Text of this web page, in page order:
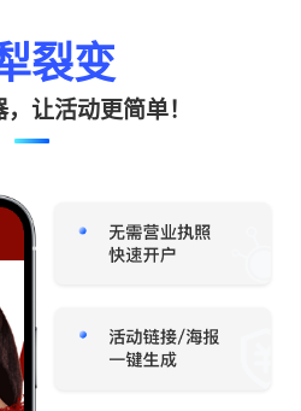
裂变
让活动更简单！